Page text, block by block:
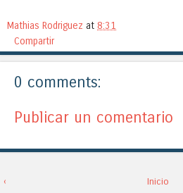
Mathias Rodriguez at 8:31
Compartir
0 comments:
Publicar un comentario
‹
Inicio